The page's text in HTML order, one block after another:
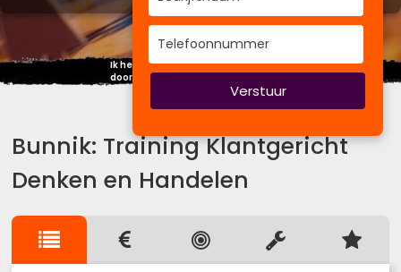
Ik heb in mijn leven meer geleerd
door te luisteren dan door te spreken.
Bunnik: Training Klantgericht
Denken en Handelen
Verstuur